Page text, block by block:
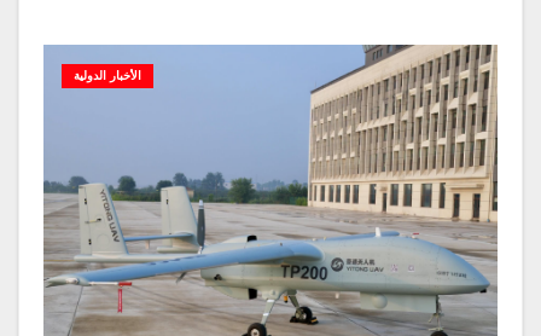
الأخبار الدولية